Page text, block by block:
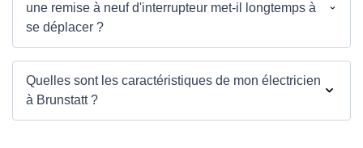
une remise à neuf d'interrupteur met-il longtemps à
se déplacer ?
Quelles sont les caractéristiques de mon électricien
à Brunstatt ?